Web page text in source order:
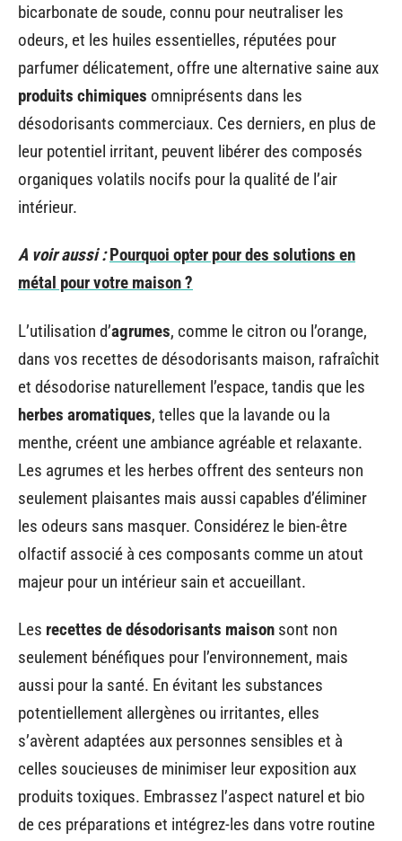
bicarbonate de soude, connu pour neutraliser les
odeurs, et les huiles essentielles, réputées pour
parfumer délicatement, offre une alternative saine aux
produits chimiques omniprésents dans les
désodorisants commerciaux. Ces derniers, en plus de
leur potentiel irritant, peuvent libérer des composés
organiques volatils nocifs pour la qualité de l’air
intérieur.
A voir aussi : Pourquoi opter pour des solutions en
métal pour votre maison ?
L’utilisation d’agrumes, comme le citron ou l’orange,
dans vos recettes de désodorisants maison, rafraîchit
et désodorise naturellement l’espace, tandis que les
herbes aromatiques, telles que la lavande ou la
menthe, créent une ambiance agréable et relaxante.
Les agrumes et les herbes offrent des senteurs non
seulement plaisantes mais aussi capables d’éliminer
les odeurs sans masquer. Considérez le bien-être
olfactif associé à ces composants comme un atout
majeur pour un intérieur sain et accueillant.
Les recettes de désodorisants maison sont non
seulement bénéfiques pour l’environnement, mais
aussi pour la santé. En évitant les substances
potentiellement allergènes ou irritantes, elles
s’avèrent adaptées aux personnes sensibles et à
celles soucieuses de minimiser leur exposition aux
produits toxiques. Embrassez l’aspect naturel et bio
de ces préparations et intégrez-les dans votre routine